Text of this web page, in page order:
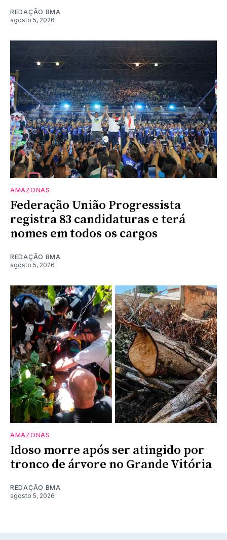
REDAÇÃO BMA
agosto 5, 2026
AMAZONAS
Federação União Progressista
registra 83 candidaturas e terá
nomes em todos os cargos
REDAÇÃO BMA
agosto 5, 2026
AMAZONAS
Idoso morre após ser atingido por
tronco de árvore no Grande Vitória
REDAÇÃO BMA
agosto 5, 2026